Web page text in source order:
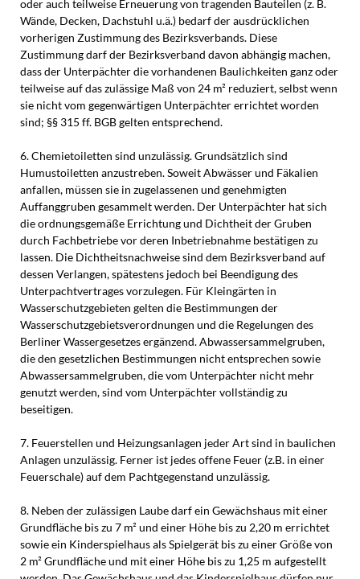
oder auch teilweise Erneuerung von tragenden Bauteilen (z. B.
Wände, Decken, Dachstuhl u.ä.) bedarf der ausdrücklichen
vorherigen Zustimmung des Bezirksverbands. Diese
Zustimmung darf der Bezirksverband davon abhängig machen,
dass der Unterpächter die vorhandenen Baulichkeiten ganz oder
teilweise auf das zulässige Maß von 24 m² reduziert, selbst wenn
sie nicht vom gegenwärtigen Unterpächter errichtet worden
sind; §§ 315 ff. BGB gelten entsprechend.
6. Chemietoiletten sind unzulässig. Grundsätzlich sind
Humustoiletten anzustreben. Soweit Abwässer und Fäkalien
anfallen, müssen sie in zugelassenen und genehmigten
Auffanggruben gesammelt werden. Der Unterpächter hat sich
die ordnungsgemäße Errichtung und Dichtheit der Gruben
durch Fachbetriebe vor deren Inbetriebnahme bestätigen zu
lassen. Die Dichtheitsnachweise sind dem Bezirksverband auf
dessen Verlangen, spätestens jedoch bei Beendigung des
Unterpachtvertrages vorzulegen. Für Kleingärten in
Wasserschutzgebieten gelten die Bestimmungen der
Wasserschutzgebietsverordnungen und die Regelungen des
Berliner Wassergesetzes ergänzend. Abwassersammelgruben,
die den gesetzlichen Bestimmungen nicht entsprechen sowie
Abwassersammelgruben, die vom Unterpächter nicht mehr
genutzt werden, sind vom Unterpächter vollständig zu
beseitigen.
7. Feuerstellen und Heizungsanlagen jeder Art sind in baulichen
Anlagen unzulässig. Ferner ist jedes offene Feuer (z.B. in einer
Feuerschale) auf dem Pachtgegenstand unzulässig.
8. Neben der zulässigen Laube darf ein Gewächshaus mit einer
Grundfläche bis zu 7 m² und einer Höhe bis zu 2,20 m errichtet
sowie ein Kinderspielhaus als Spielgerät bis zu einer Größe von
2 m² Grundfläche und mit einer Höhe bis zu 1,25 m aufgestellt